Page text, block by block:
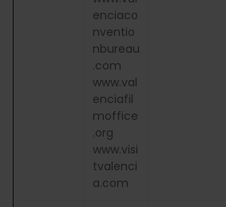
enciaco
nventio
nbureau
.com
www.val
enciafil
moffice
.org
www.visi
tvalenci
a.com